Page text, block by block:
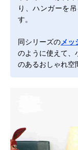
り、ハンガーを
す。
同シリーズのメッ
のように使えて、
のあるおしゃれ空